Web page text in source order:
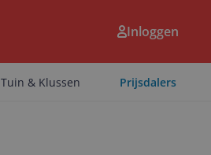
Inloggen
Tuin & Klussen Prijsdalers